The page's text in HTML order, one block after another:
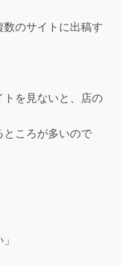
のサイトに出稿す
を見ないと、店の
ころが多いので